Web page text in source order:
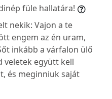
füle hallatára!
nekik: Vajon a te
engem az én uram,
inkább a várfalon ülő
veletek együtt kell
és meginniuk saját